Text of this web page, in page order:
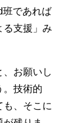
班であれば
る支援」み
、お願いし
。技術的
も、そこに